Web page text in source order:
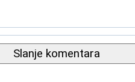
Slanje komentara